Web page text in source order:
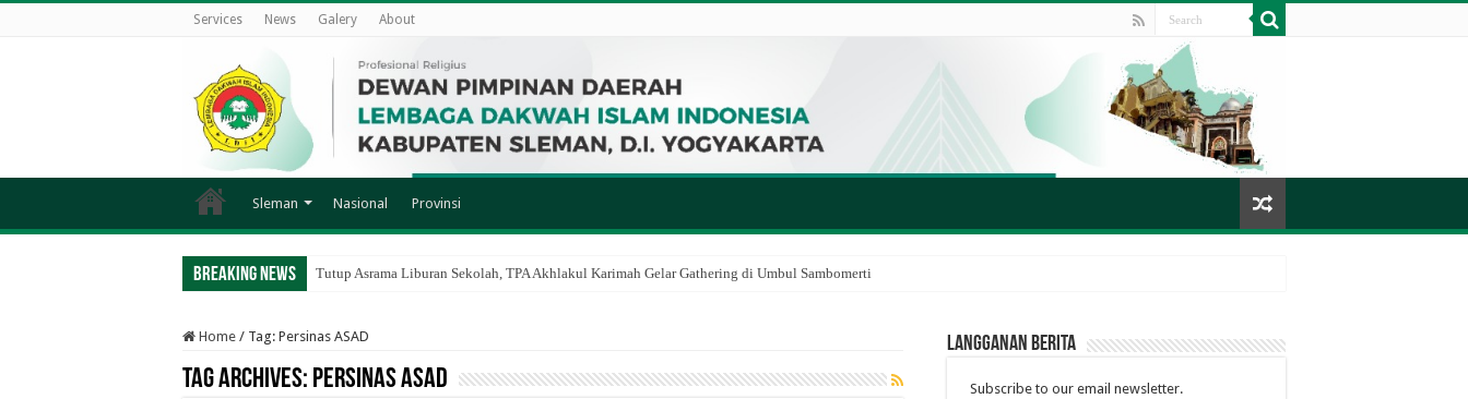
Services News Galery About
Sleman Nasional Provinsi
Breaking News Tutup Asrama Liburan Sekolah, TPA Akhlakul Karimah Gelar Gathering di Umbul Sambomerti
Home / Tag: Persinas ASAD
Tag Archives: Persinas ASAD
Langganan berita
Subscribe to our email newsletter.